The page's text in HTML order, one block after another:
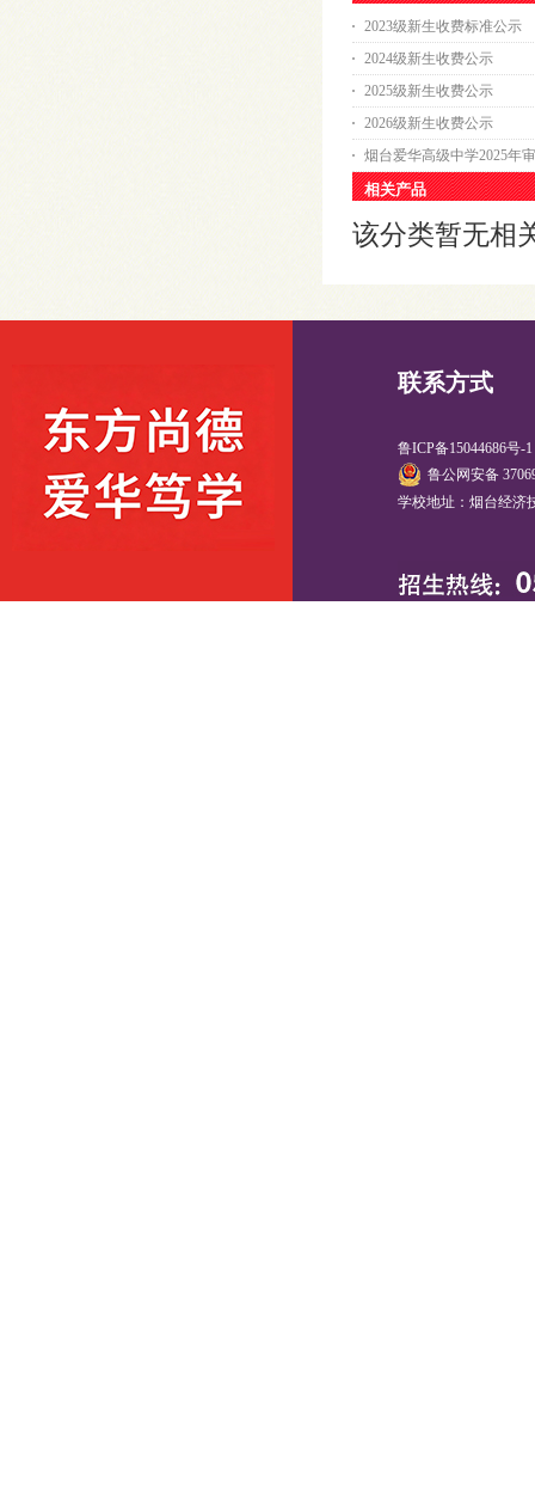
2023级新生收费标准公示
2024级新生收费公示
2025级新生收费公示
2026级新生收费公示
烟台爱华高级中学2025年
相关产品
该分类暂无相
联系方式
鲁ICP备15044686号-1
鲁公网安备
学校地址：烟台经济